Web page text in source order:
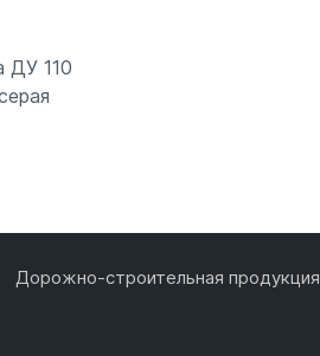
ДУ 110
Дорожно-строительная продукция